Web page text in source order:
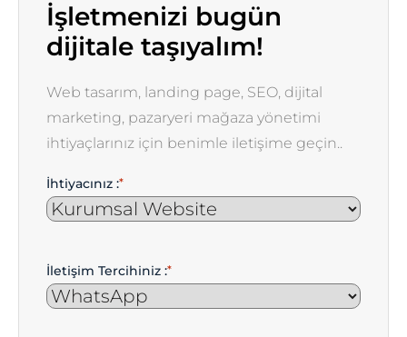
İşletmenizi bugün
dijitale taşıyalım!
Web tasarım, landing page, SEO, dijital
marketing, pazaryeri mağaza yönetimi
ihtiyaçlarınız için benimle iletişime geçin..
İhtiyacınız :*
İletişim Tercihiniz :*